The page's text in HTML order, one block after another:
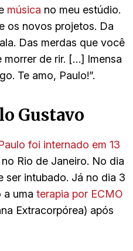
música no meu estúdio.
os novos projetos. Da
Das merdas que você
de rir. […] Imensa
Te amo, Paulo!”.
Gustavo
foi internado em 13
Rio de Janeiro. No dia
ser intubado. Já no dia 3
a uma terapia por ECMO
Extracorpórea) após